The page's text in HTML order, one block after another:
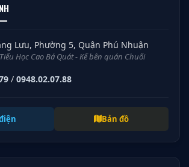
Lưu, Phường 5, Quận Phú Nhuận
Học Cao Bá Quát - Kế bên quán Chuối
/ 0948.02.07.88
Bản đồ